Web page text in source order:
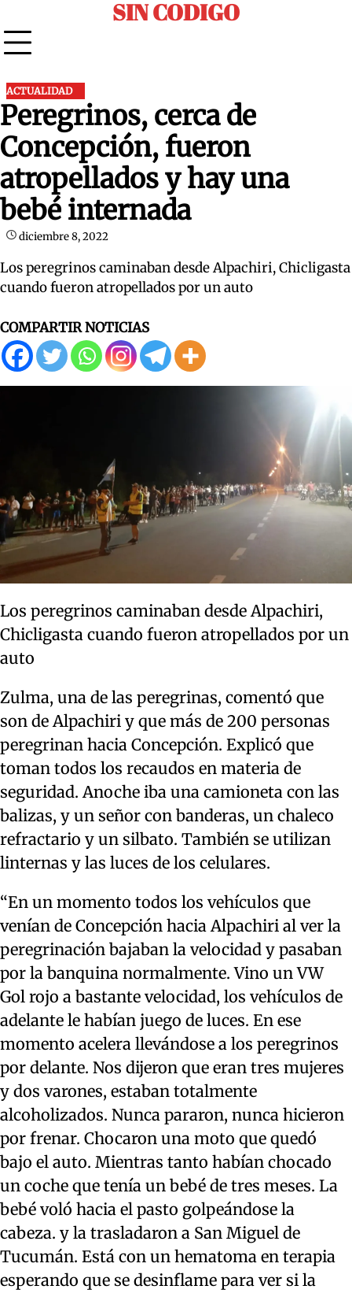
to
content
SIN CODIGO
ACTUALIDAD
Peregrinos, cerca de
Concepción, fueron
atropellados y hay una
bebé internada
diciembre 8, 2022
Los peregrinos caminaban desde Alpachiri, Chicligasta
cuando fueron atropellados por un auto
COMPARTIR NOTICIAS
Los peregrinos caminaban desde Alpachiri,
Chicligasta cuando fueron atropellados por un
auto
Zulma, una de las peregrinas, comentó que
son de Alpachiri y que más de 200 personas
peregrinan hacia Concepción. Explicó que
toman todos los recaudos en materia de
seguridad. Anoche iba una camioneta con las
balizas, y un señor con banderas, un chaleco
refractario y un silbato. También se utilizan
linternas y las luces de los celulares.
“En un momento todos los vehículos que
venían de Concepción hacia Alpachiri al ver la
peregrinación bajaban la velocidad y pasaban
por la banquina normalmente. Vino un VW
Gol rojo a bastante velocidad, los vehículos de
adelante le habían juego de luces. En ese
momento acelera llevándose a los peregrinos
por delante. Nos dijeron que eran tres mujeres
y dos varones, estaban totalmente
alcoholizados. Nunca pararon, nunca hicieron
por frenar. Chocaron una moto que quedó
bajo el auto. Mientras tanto habían chocado
un coche que tenía un bebé de tres meses. La
bebé voló hacia el pasto golpeándose la
cabeza. y la trasladaron a San Miguel de
Tucumán. Está con un hematoma en terapia
esperando que se desinflame para ver si la